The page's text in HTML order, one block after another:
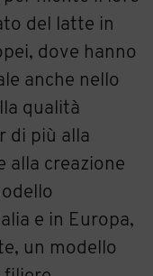
del latte in
dove hanno
anche nello
qualità
di più alla
alla creazione
e in Europa,
un modello